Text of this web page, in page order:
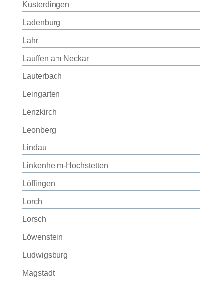
Kusterdingen
Ladenburg
Lahr
Lauffen am Neckar
Lauterbach
Leingarten
Lenzkirch
Leonberg
Lindau
Linkenheim-Hochstetten
Löffingen
Lorch
Lorsch
Löwenstein
Ludwigsburg
Magstadt